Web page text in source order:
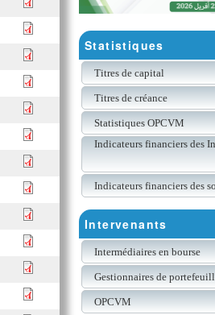
Statistiques
Titres de capital
Titres de créance
Statistiques OPCVM
Indicateurs financiers des
Indicateurs financiers des
Intervenants
Intermédiaires en bourse
Gestionnaires de
OPCVM